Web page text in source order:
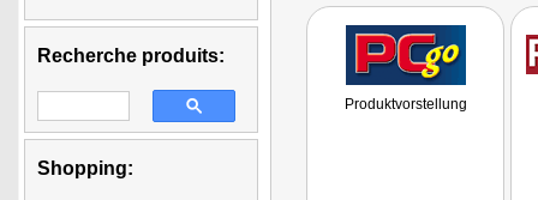
Recherche produits:
Shopping:
Produktvorstellung